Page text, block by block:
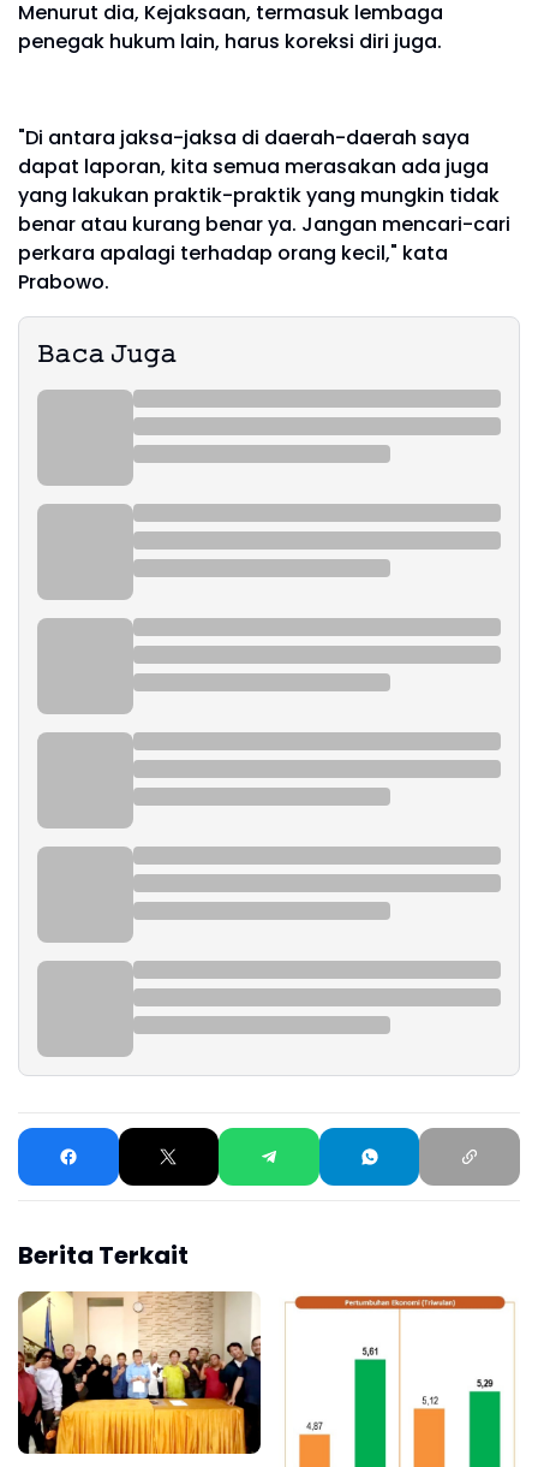
Menurut dia, Kejaksaan, termasuk lembaga
penegak hukum lain, harus koreksi diri juga.
"Di antara jaksa-jaksa di daerah-daerah saya
dapat laporan, kita semua merasakan ada juga
yang lakukan praktik-praktik yang mungkin tidak
benar atau kurang benar ya. Jangan mencari-cari
perkara apalagi terhadap orang kecil," kata
Prabowo.
𝙱𝚊𝚌𝚊 𝙹𝚞𝚐𝚊
Berita Terkait